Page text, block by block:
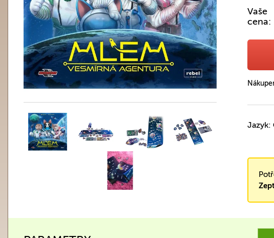
Vaše
cena:
Jazyk: